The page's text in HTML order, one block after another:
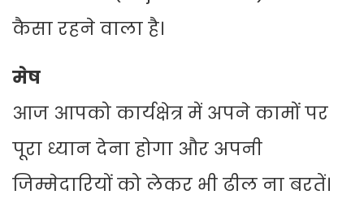
कैसा रहने वाला है।
मेष
आज आपको कार्यक्षेत्र में अपने कामों पर
पूरा ध्यान देना होगा और अपनी
जिम्मेदारियों को लेकर भी ढील ना बरतें।